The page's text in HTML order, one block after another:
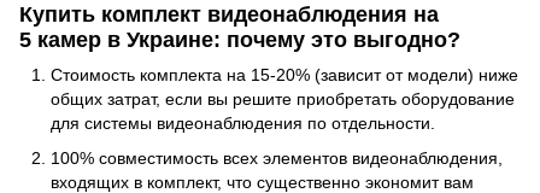
Купить комплект видеонаблюдения на
5 камер в Украине: почему это выгодно?
Стоимость комплекта на 15-20% (зависит от модели) ниже
общих затрат, если вы решите приобретать оборудование
для системы видеонаблюдения по отдельности.
100% совместимость всех элементов видеонаблюдения,
входящих в комплект, что существенно экономит вам